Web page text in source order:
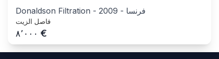
Donaldson Filtration - 2009 - فرنسا
فاصل الزيت
٨٬٠٠٠ €